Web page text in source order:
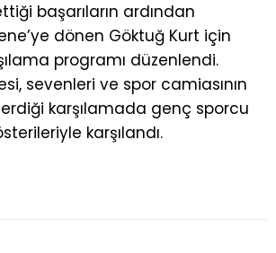
başarıların ardından
dönen Göktuğ Kurt için
programı düzenlendi.
sevenleri ve spor camiasının
karşılamada genç sporcu
karşılandı.